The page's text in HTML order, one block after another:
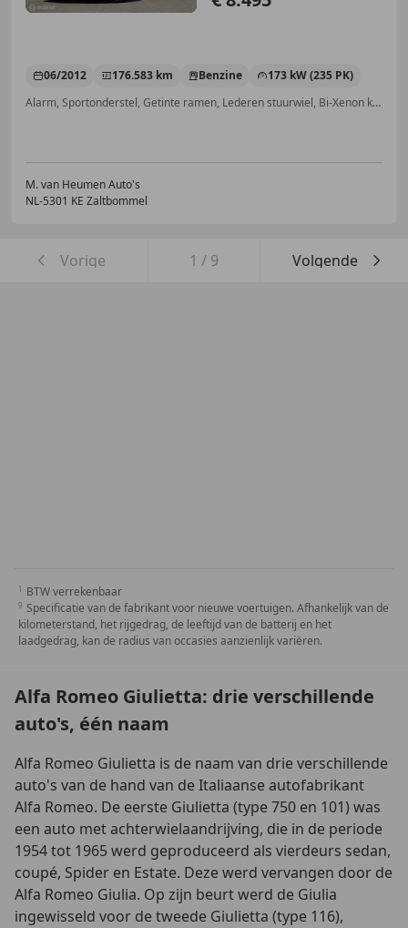
06/2012 176.583 km Benzine
173 kW (235 PK)
Alarm, Sportonderstel, Getinte ramen, Lederen stuurwiel, Bi-Xenon koplampen, Xenon verlichting, Elektrische ramen, Hill-Hold Control
M. van Heumen Auto's
NL-5301 KE Zaltbommel
Vorige 1 / 9 Volgende
BTW verrekenbaar
Specificatie van de fabrikant voor nieuwe voertuigen. Afhankelijk van de
kilometerstand, het rijgedrag, de leeftijd van de batterij en het
laadgedrag, kan de radius van occasies aanzienlijk variëren.
Alfa Romeo Giulietta: drie verschillende
auto's, één naam
Alfa Romeo Giulietta is de naam van drie verschillende
auto's van de hand van de Italiaanse autofabrikant
Alfa Romeo. De eerste Giulietta (type 750 en 101) was
een auto met achterwielaandrijving, die in de periode
1954 tot 1965 werd geproduceerd als vierdeurs sedan,
coupé, Spider en Estate. Deze werd vervangen door de
Alfa Romeo Giulia. Op zijn beurt werd de Giulia
ingewisseld voor de tweede Giulietta (type 116),